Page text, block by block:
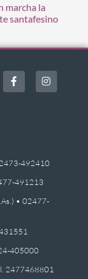
marcha la
santafesino
492410
491213
• 02477-
405000
2477468801